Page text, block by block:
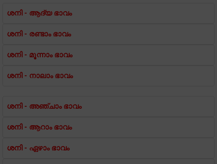
ശനി - ആദ്യ ഭാവം
ശനി - രണ്ടാം ഭാവം
ശനി - മൂന്നാം ഭാവം
ശനി - നാലാം ഭാവം
ശനി - അഞ്ചാം ഭാവം
ശനി - ആറാം ഭാവം
ശനി - ഏഴാം ഭാവം